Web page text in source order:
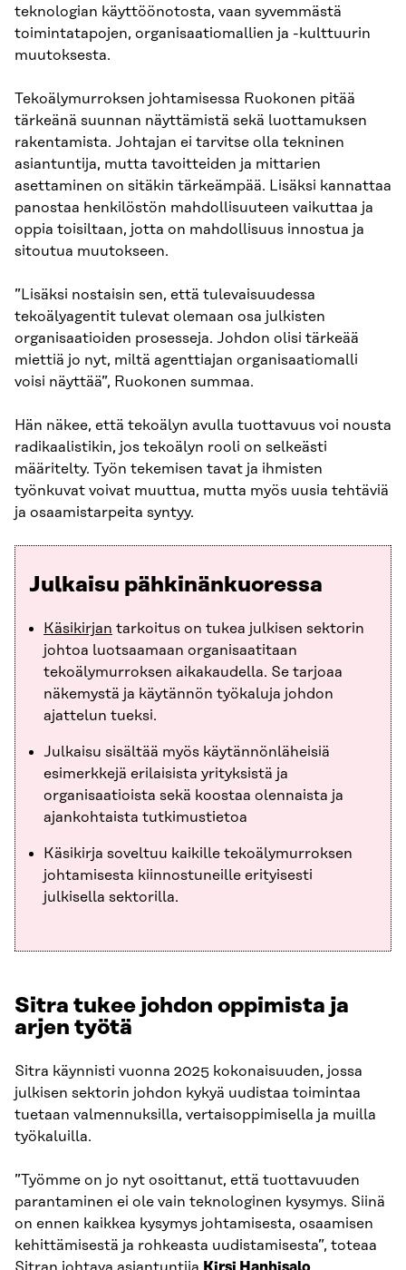
teknologian käyttöönotosta, vaan syvemmästä
toimintatapojen, organisaatiomallien ja -kulttuurin
muutoksesta.
Tekoälymurroksen johtamisessa Ruokonen pitää
tärkeänä suunnan näyttämistä sekä luottamuksen
rakentamista. Johtajan ei tarvitse olla tekninen
asiantuntija, mutta tavoitteiden ja mittarien
asettaminen on sitäkin tärkeämpää. Lisäksi kannattaa
panostaa henkilöstön mahdollisuuteen vaikuttaa ja
oppia toisiltaan, jotta on mahdollisuus innostua ja
sitoutua muutokseen.
”Lisäksi nostaisin sen, että tulevaisuudessa
tekoälyagentit tulevat olemaan osa julkisten
organisaatioiden prosesseja. Johdon olisi tärkeää
miettiä jo nyt, miltä agenttiajan organisaatiomalli
voisi näyttää”, Ruokonen summaa.
Hän näkee, että tekoälyn avulla tuottavuus voi nousta
radikaalistikin, jos tekoälyn rooli on selkeästi
määritelty. Työn tekemisen tavat ja ihmisten
työnkuvat voivat muuttua, mutta myös uusia tehtäviä
ja osaamistarpeita syntyy.
Julkaisu pähkinänkuoressa
Käsikirjan tarkoitus on tukea julkisen sektorin
johtoa luotsaamaan organisaatitaan
tekoälymurroksen aikakaudella. Se tarjoaa
näkemystä ja käytännön työkaluja johdon
ajattelun tueksi.
Julkaisu sisältää myös käytännönläheisiä
esimerkkejä erilaisista yrityksistä ja
organisaatioista sekä koostaa olennaista ja
ajankohtaista tutkimustietoa
Käsikirja soveltuu kaikille tekoälymurroksen
johtamisesta kiinnostuneille erityisesti
julkisella sektorilla.
Sitra tukee johdon oppimista ja
arjen työtä
Sitra käynnisti vuonna 2025 kokonaisuuden, jossa
julkisen sektorin johdon kykyä uudistaa toimintaa
tuetaan valmennuksilla, vertaisoppimisella ja muilla
työkaluilla.
”Työmme on jo nyt osoittanut, että tuottavuuden
parantaminen ei ole vain teknologinen kysymys. Siinä
on ennen kaikkea kysymys johtamisesta, osaamisen
kehittämisestä ja rohkeasta uudistamisesta”, toteaa